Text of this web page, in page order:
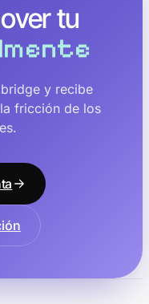
tu
y recibe
fricción de los